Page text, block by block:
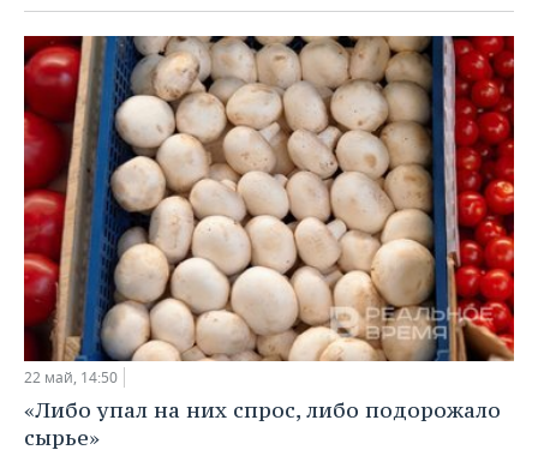
22 май, 14:50
«Либо упал на них спрос, либо подорожало
сырье»